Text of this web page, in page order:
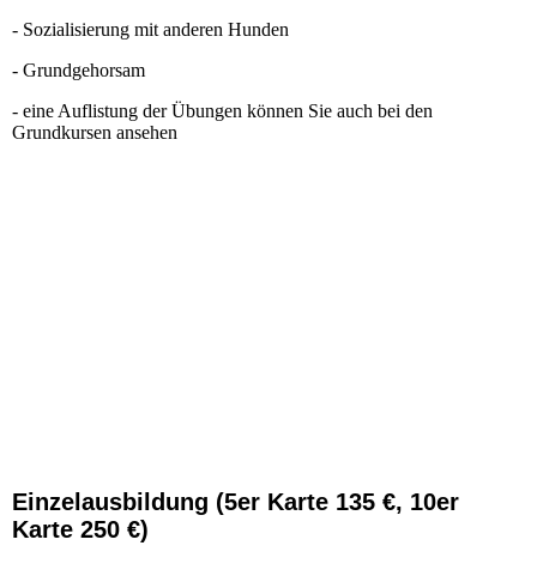
- Sozialisierung mit anderen Hunden
- Grundgehorsam
- eine Auflistung der Übungen können Sie auch bei den
Grundkursen ansehen
Einzelausbildung (5er Karte 135 €, 10er
Karte 250 €)